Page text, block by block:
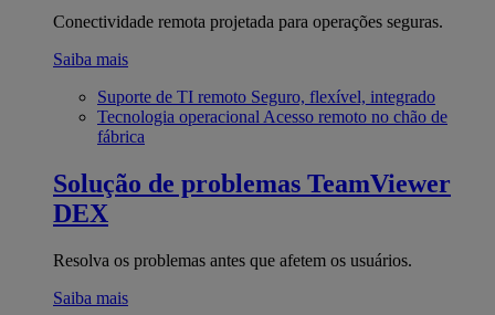
Conectividade remota projetada para operações seguras.
Saiba mais
Suporte de TI remoto Seguro, flexível, integrado
Tecnologia operacional Acesso remoto no chão de
fábrica
Solução de problemas TeamViewer
DEX
Resolva os problemas antes que afetem os usuários.
Saiba mais